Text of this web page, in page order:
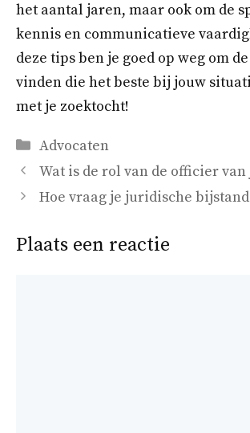
het aantal jaren, maar ook om de
kennis en communicatieve
deze tips ben je goed op weg om
vinden die het beste bij jouw
met je zoektocht!
Categorieën
Advocaten
Wat is de rol van de officier
Hoe vraag je juridische
Plaats een reactie